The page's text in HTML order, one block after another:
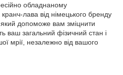
обладнаному
лава від німецького бренду
допоможе вам зміцнити
ваш загальний фізичний стан і
мрії, незалежно від вашого